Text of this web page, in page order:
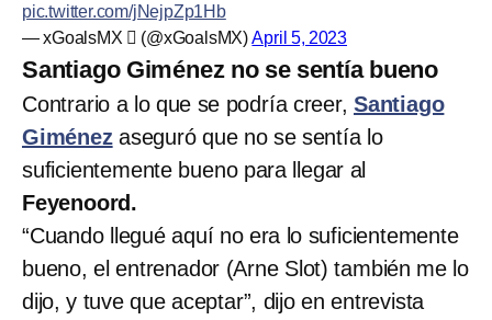
pic.twitter.com/jNejpZp1Hb
— xGoalsMX  (@xGoalsMX)April 5, 2023
Santiago Giménez no se sentía bueno
Contrario a lo que se podría creer, Santiago
Giménezaseguró que no se sentía lo
suficientemente bueno para llegar al
Feyenoord.
“Cuando llegué aquí no era lo suficientemente
bueno, el entrenador (Arne Slot) también me lo
dijo, y tuve que aceptar”, dijo en entrevista